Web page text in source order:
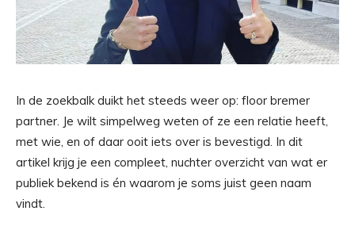
In de zoekbalk duikt het steeds weer op: floor bremer
partner. Je wilt simpelweg weten of ze een relatie heeft,
met wie, en of daar ooit iets over is bevestigd. In dit
artikel krijg je een compleet, nuchter overzicht van wat er
publiek bekend is én waarom je soms juist geen naam
vindt.